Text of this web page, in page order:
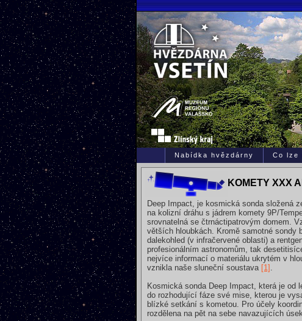
Nabídka hvězdárny Co lze
KOMETY XXX
Deep Impact, je kosmická sonda složená
na kolizní dráhu s jádrem komety 9P/
srovnatelná se čtrnáctipatrovým domem.
větších hloubkách. Kromě samotné sondy
dalekohled (v infračervené oblasti) a
profesionálním astronomům, tak
nejvíce informací o materiálu ukrytém v
vznikla naše sluneční soustava [1]
Kosmická sonda Deep Impact, která je od
do rozhodující fáze své mise, kterou je
blízké setkání s kometou. Pro účely
rozdělena na pět na sebe navazujících